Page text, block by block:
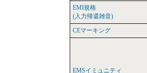
EMI規格
(入力帰還雑音)
CEマーキング
EMSイミュニティ